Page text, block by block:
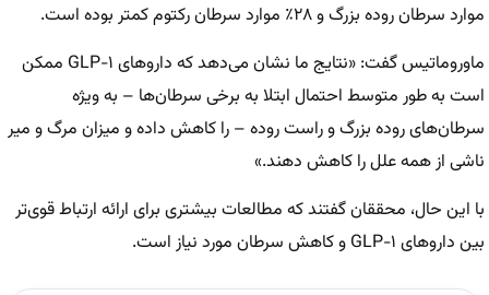
موارد سرطان روده بزرگ و ۲۸٪ موارد سرطان رکتوم کمتر بوده است.
ماوروماتیس گفت: «نتایج ما نشان می‌دهد که داروهای GLP-۱ ممکن
است به طور متوسط احتمال ابتلا به برخی سرطان‌ها – به ویژه
سرطان‌های روده بزرگ و راست روده – را کاهش داده و میزان مرگ و میر
ناشی از همه علل را کاهش دهند.»
با این حال، محققان گفتند که مطالعات بیشتری برای ارائه ارتباط قوی‌تر
بین داروهای GLP-۱ و کاهش سرطان مورد نیاز است.